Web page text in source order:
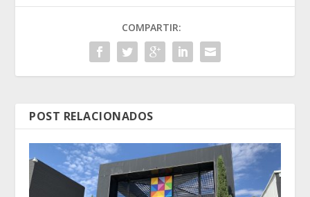
COMPARTIR:
POST RELACIONADOS